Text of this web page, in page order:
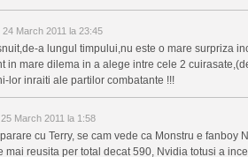
24 March 2011 la 23:45
a lungul timpului,nu este o mare surpriza
in mare dilema in a alege intre cele 2
lor inraiti ale partilor combatante !!!
25 March 2011 la 1:58
cu Terry, se cam vede ca Monstru e fanboy
mai reusita per total decat 590, Nvidia totusi a